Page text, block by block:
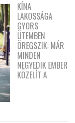
KÍNA
LAKOSSÁGA
GYORS
ÜTEMBEN
ÖREGSZIK: MÁR
MINDEN
NEGYEDIK EMBER
KÖZELÍT A